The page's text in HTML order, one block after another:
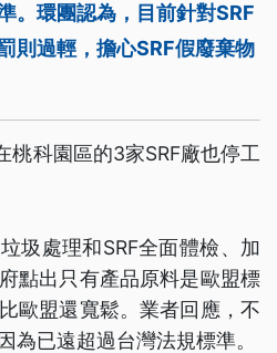
。環團認為，目前針對SRF
則過輕，擔心SRF假廢棄物
桃科園區的3家SRF廠也停工
圾處理和SRF全面體檢、加
點出只有產品原料是歐盟標
歐盟還寬鬆。業者回應，不
為已遠超過台灣法規標準。